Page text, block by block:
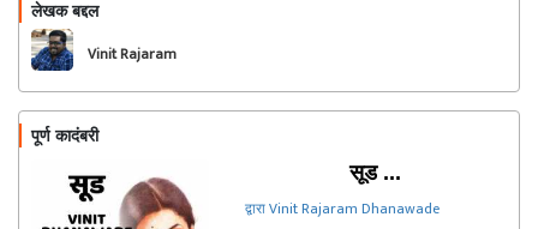
लेखक बद्दल
Vinit Rajaram
Dhanawade
पूर्ण कादंबरी
सूड ...
द्वारा Vinit Rajaram Dhanawade